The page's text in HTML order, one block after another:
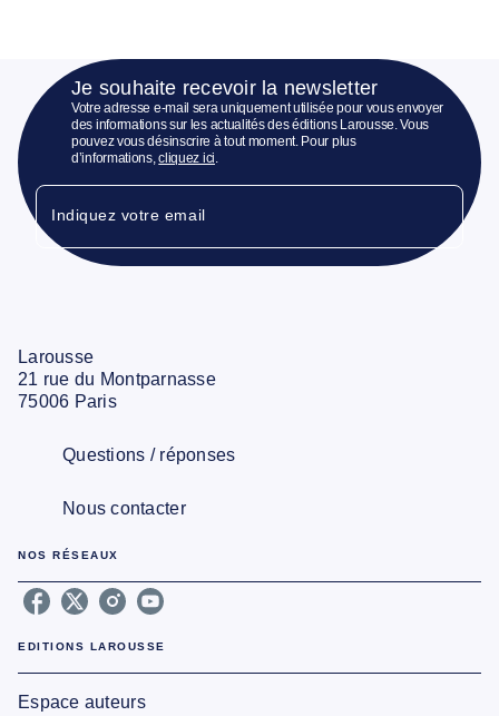
Je souhaite recevoir la newsletter
Votre adresse e-mail sera uniquement utilisée pour vous envoyer
des informations sur les actualités des éditions Larousse. Vous
pouvez vous désinscrire à tout moment. Pour plus
d’informations,cliquez ici.
Indiquez votre email
Larousse
21 rue du Montparnasse
75006 Paris
Questions / réponses
Nous contacter
NOS RÉSEAUX
EDITIONS LAROUSSE
Espace auteurs